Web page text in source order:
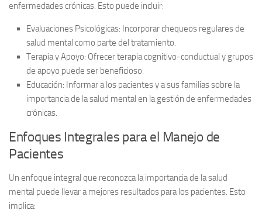
enfermedades crónicas. Esto puede incluir:
Evaluaciones Psicológicas: Incorporar chequeos regulares de
salud mental como parte del tratamiento.
Terapia y Apoyo: Ofrecer terapia cognitivo-conductual y grupos
de apoyo puede ser beneficioso.
Educación: Informar a los pacientes y a sus familias sobre la
importancia de la salud mental en la gestión de enfermedades
crónicas.
Enfoques Integrales para el Manejo de
Pacientes
Un enfoque integral que reconozca la importancia de la salud
mental puede llevar a mejores resultados para los pacientes. Esto
implica: